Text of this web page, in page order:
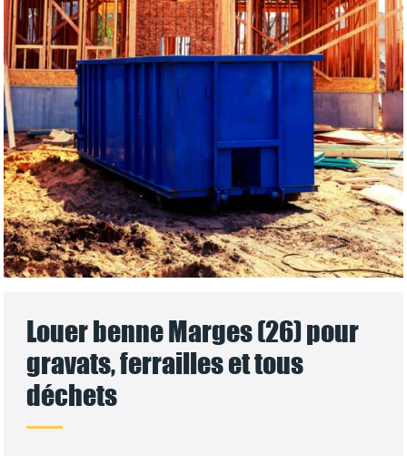
Louer benne Marges (26) pour
gravats, ferrailles et tous
déchets